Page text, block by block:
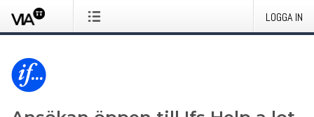
LOGGA IN